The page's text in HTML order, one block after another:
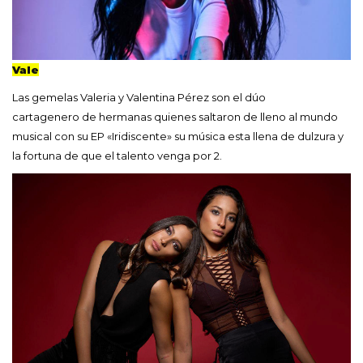
Vale
Las gemelas Valeria y Valentina Pérez son el dúo
cartagenero de hermanas quienes saltaron de lleno al mundo
musical con su EP «Iridiscente» su música esta llena de dulzura y
la fortuna de que el talento venga por 2.